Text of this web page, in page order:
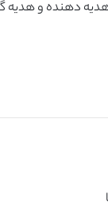
دهنده و هدیه